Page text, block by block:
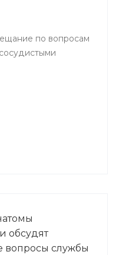
по вопросам
обсудят
вопросы службы